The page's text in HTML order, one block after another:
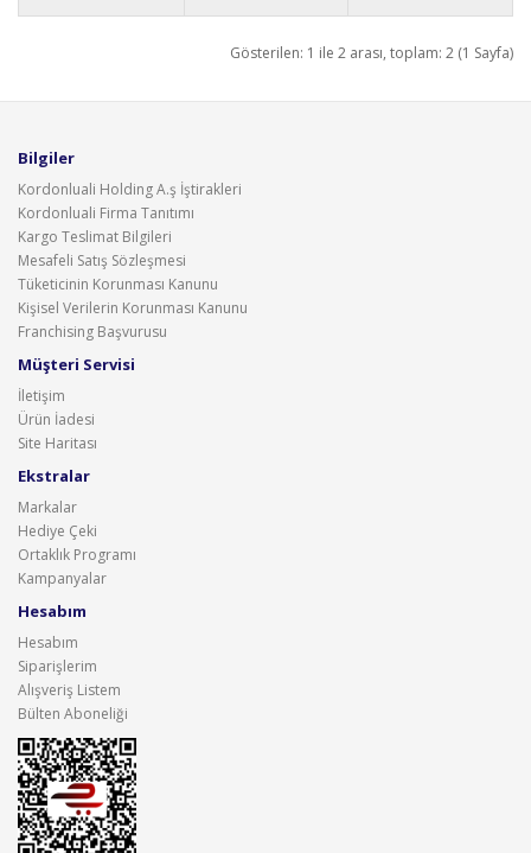
Gösterilen: 1 ile 2 arası, toplam: 2 (1 Sayfa)
Bilgiler
Kordonluali Holding A.ş İştirakleri
Kordonluali Firma Tanıtımı
Kargo Teslimat Bilgileri
Mesafeli Satış Sözleşmesi
Tüketicinin Korunması Kanunu
Kişisel Verilerin Korunması Kanunu
Franchising Başvurusu
Müşteri Servisi
İletişim
Ürün İadesi
Site Haritası
Ekstralar
Markalar
Hediye Çeki
Ortaklık Programı
Kampanyalar
Hesabım
Hesabım
Siparişlerim
Alışveriş Listem
Bülten Aboneliği